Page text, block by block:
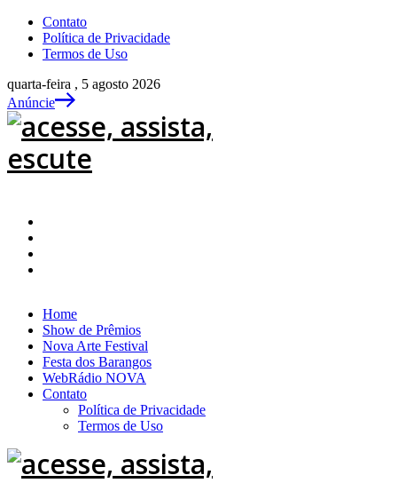
Contato
Política de Privacidade
Termos de Uso
quarta-feira , 5 agosto 2026
Anúncie
Home
Show de Prêmios
Nova Arte Festival
Festa dos Barangos
WebRádio NOVA
Contato
Política de Privacidade
Termos de Uso